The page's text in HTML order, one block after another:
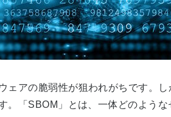
アの脆弱性が狙われがちです。
。「SBOM」とは、一体どのよう